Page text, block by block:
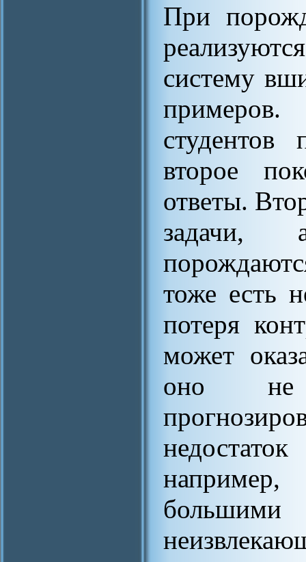
При
систему
примеров.
студентов
второе
ответы.
задачи,
тоже есть
потеря
может
оно не